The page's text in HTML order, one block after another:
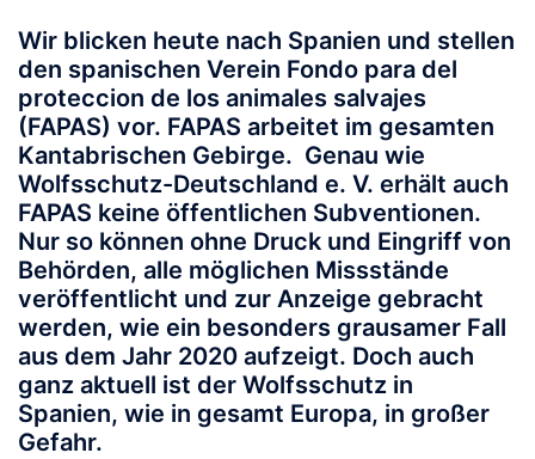
Wir blicken heute nach Spanien und stellen
den spanischen Verein Fondo para del
proteccion de los animales salvajes
(FAPAS) vor. FAPAS arbeitet im gesamten
Kantabrischen Gebirge. Genau wie
Wolfsschutz-Deutschland e. V. erhält auch
FAPAS keine öffentlichen Subventionen.
Nur so können ohne Druck und Eingriff von
Behörden, alle möglichen Missstände
veröffentlicht und zur Anzeige gebracht
werden, wie ein besonders grausamer Fall
aus dem Jahr 2020 aufzeigt. Doch auch
ganz aktuell ist der Wolfsschutz in
Spanien, wie in gesamt Europa, in großer
Gefahr.